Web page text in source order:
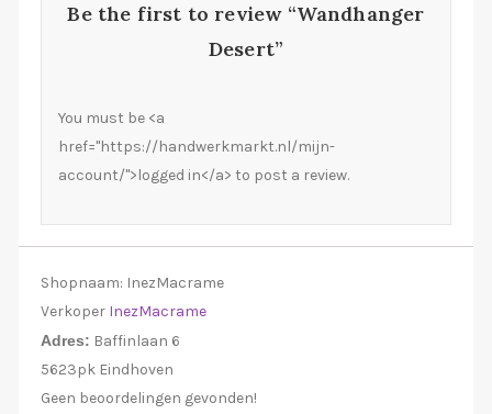
Be the first to review “Wandhanger
Desert”
You must be <a
href="https://handwerkmarkt.nl/mijn-
account/">logged in</a> to post a review.
Shopnaam: InezMacrame
Verkoper InezMacrame
Adres: Baffinlaan 6
5623pk Eindhoven
Geen beoordelingen gevonden!